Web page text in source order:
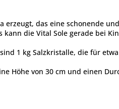
erzeugt, das eine schonende
kann die Vital Sole gerade bei
1 kg Salzkristalle, die für
Höhe von 30 cm und einen